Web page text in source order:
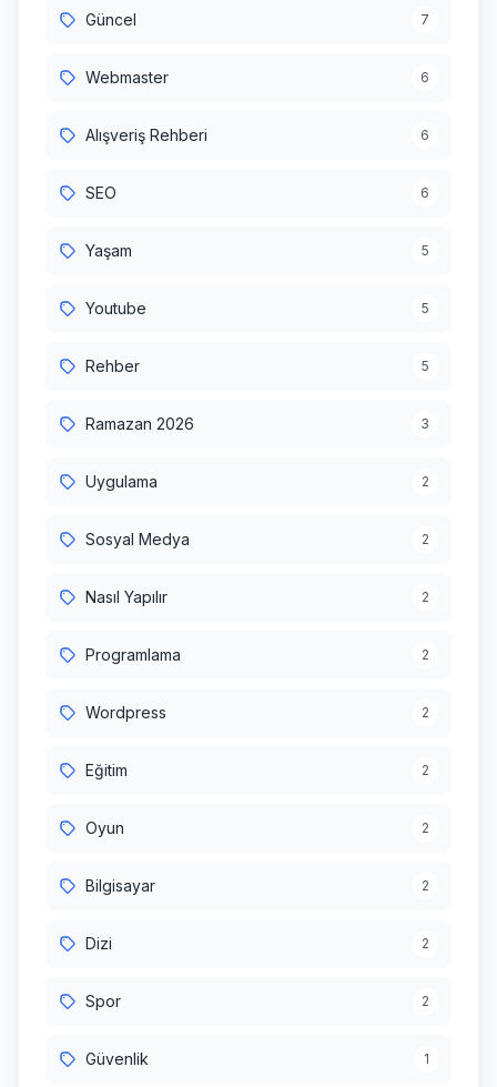
Güncel 7
Webmaster 6
Alışveriş Rehberi 6
SEO 6
Yaşam 5
Youtube 5
Rehber 5
Ramazan 2026 3
Uygulama 2
Sosyal Medya 2
Nasıl Yapılır 2
Programlama 2
Wordpress 2
Eğitim 2
Oyun 2
Bilgisayar 2
Dizi 2
Spor 2
Güvenlik 1